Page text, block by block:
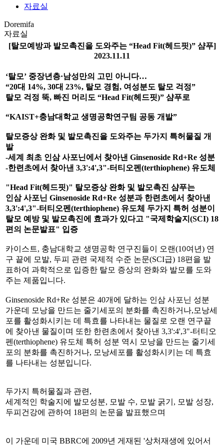
자료실
Doremifa
자료실
[탈모예방과 발모촉진을 도와주는 “Head Fit(헤드핏)” 샴푸]
2023.11.11
‘탈모’ 중장년층·남성만의 고민 아니다…
“20대 14%, 30대 23%, 탈모 경험, 여성분도 탈모 걱정”
탈모 걱정 뚝, 빠진 머리도 “Head Fit(헤드핏)” 샴푸로
“KAIST+충남대학교 생명공학연구팀 공동 개발”
탈모증상 완화 및 발모촉진을 도와주는 두가지 특허물질 개
발
-세계 최초 인삼 사포닌에서 찾아낸 Ginsenoside Rd+Re 성분
-한련초에서 찾아낸 3,3':4',3"-터티오펜 (terthiophene) 유도체
"Head Fit(헤드핏)" 탈모증상 완화 및 발모촉진 샴푸는
인삼 사포닌 Ginsenoside Rd+Re 성분과 한련초에서 찾아낸
3,3':4',3"-터티오펜 (terthiophene) 유도체 두가지 특허 성분이
탈모 예방 및 발모촉진에 효과가 있다고 "국제학술지 (SCI) 18
편의 논문발표" 입증
카이스트, 충남대학교 생명공학 연구진들이 오랜(10여년) 연
구 끝에 모발, 두피 관련 국제적 수준 논문(SCI급) 18편을 발
표하여 과학적으로 입증한 탈모 증상의 완화와 발모를 도와
주는 제품입니다.
Ginsenoside Rd+Re 성분은 40개에 달하는 인삼 사포닌 성분
가운데 모낭을 만드는 줄기세포의 분화를 촉진하거나,모낭세
포를 활성화시키는 데 특효를 나타내는 물질로 오랜 연구끝
에 찾아낸 물질이며 또한 한련초에서 찾아낸 3,3':4',3"-터티오
펜(terthiophene) 유도체 특허 성분 역시 모낭을 만드는 줄기세
포의 분화를 촉진하거나, 모낭세포를 활성화시키는 데 특효
를 나타내는 성분입니다.
두가지 특허물질과 관련,
세계적인 학술지에 발모성분, 모발 수, 모발 굵기, 모발 성장,
두피건강에 관하여 18편의 논문을 발표했으며
이 가운데 미국 BBRC에 2009년 게재된 '상처재생에 있어서